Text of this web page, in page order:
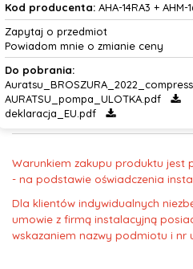
Kod producenta:AHA-14RA3 + AHM-
Zapytaj o przedmiot
Powiadom mnie o zmianie ceny
Do pobrania:
AURATSU_pompa_ULOTKA.pdf
deklaracja_EU.pdf
Warunkiem zakupu produktu jest
- na podstawie oświadczenia
Dla klientów indywidualnych
umowie z firmą instalacyjną
wskazaniem nazwy podmiotu i nr